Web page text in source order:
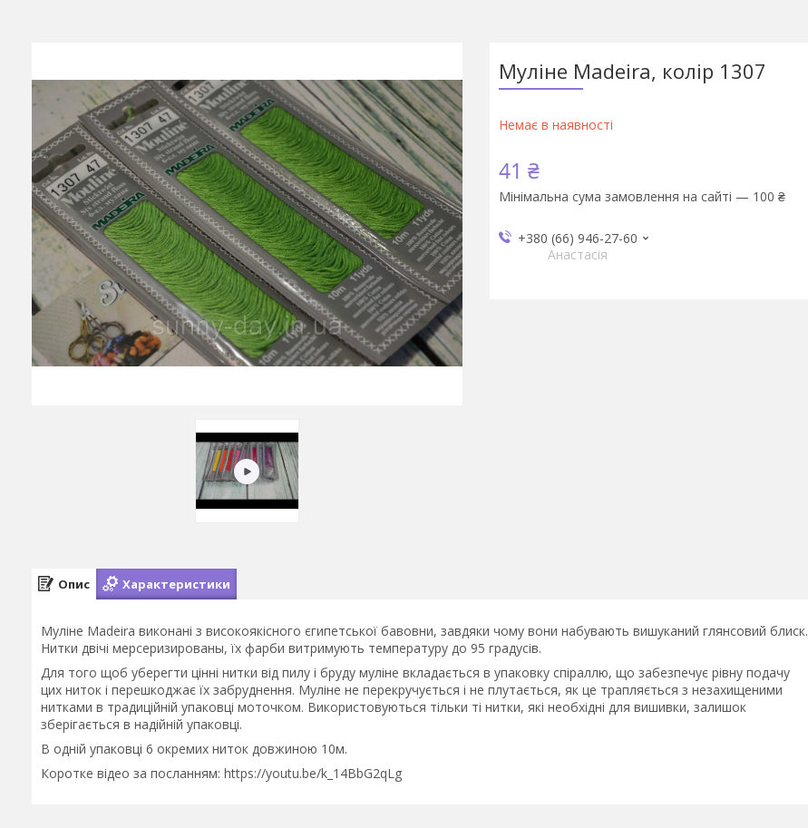
Муліне Madeira, колір 1307
Немає в наявності
41 ₴
Мінімальна сума замовлення на сайті — 100 ₴
+380 (66) 946-27-60
Анастасія
Опис Характеристики
Муліне Madeira виконані з високоякісного єгипетської бавовни, завдяки чому вони набувають вишуканий глянсовий блиск.
Нитки двічі мерсеризированы, їх фарби витримують температуру до 95 градусів.
Для того щоб уберегти цінні нитки від пилу і бруду муліне вкладається в упаковку спіраллю, що забезпечує рівну подачу
цих ниток і перешкоджає їх забруднення. Муліне не перекручується і не плутається, як це трапляється з незахищеними
нитками в традиційній упаковці моточком. Використовуються тільки ті нитки, які необхідні для вишивки, залишок
зберігається в надійній упаковці.
В одній упаковці 6 окремих ниток довжиною 10м.
Коротке відео за посланням: https://youtu.be/k_14BbG2qLg